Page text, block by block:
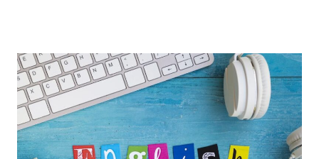
10
Phrasal
Verbs
mais
usados